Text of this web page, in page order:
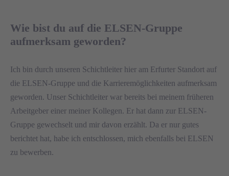
Wie bist du auf die ELSEN-Gruppe
aufmerksam geworden?
Ich bin durch unseren Schichtleiter hier am Erfurter Standort auf
die ELSEN-Gruppe und die Karrieremöglichkeiten aufmerksam
geworden. Unser Schichtleiter war bereits bei meinem früheren
Arbeitgeber einer meiner Kollegen. Er hat dann zur ELSEN-
Gruppe gewechselt und mir davon erzählt. Da er nur gutes
berichtet hat, habe ich entschlossen, mich ebenfalls bei ELSEN
zu bewerben.